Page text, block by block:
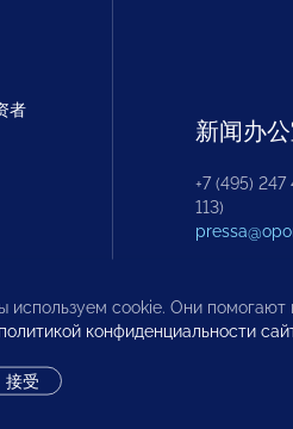
者
新闻办
+7 (495) 247
113)
используем cookie. Они помогают
политикой конфиденциальности
接受